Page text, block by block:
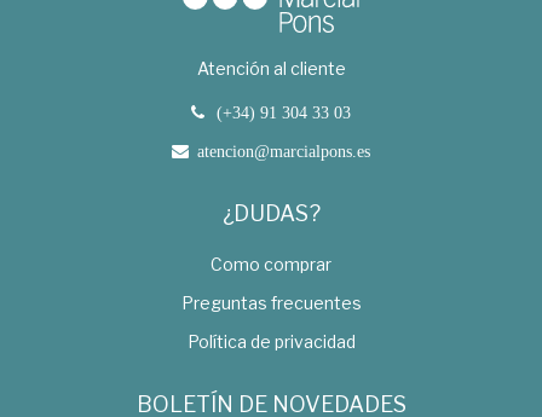
Atención al cliente
(+34) 91 304 33 03
atencion@marcialpons.es
¿DUDAS?
Como comprar
Preguntas frecuentes
Política de privacidad
BOLETÍN DE NOVEDADES